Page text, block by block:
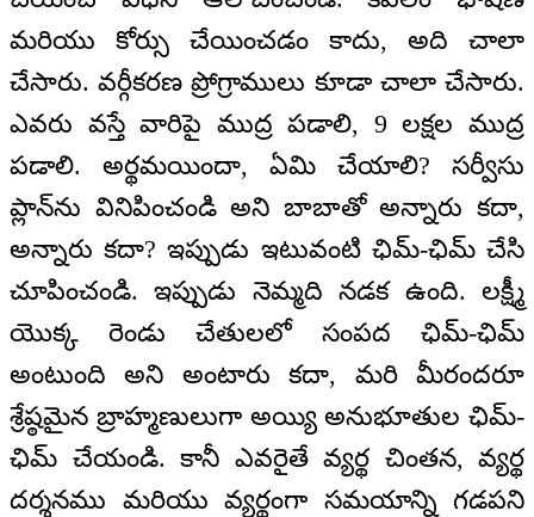
మరియు కోర్సు చేయించడం కాదు, అది చాలా
చేసారు. వర్గీకరణ ప్రోగ్రాములు కూడా చాలా చేసారు.
ఎవరు వస్తే వారిపై ముద్ర పడాలి, 9 లక్షల ముద్ర
పడాలి. అర్థమయిందా, ఏమి చేయాలి? సర్వీసు
ప్లాన్‌ను వినిపించండి అని బాబాతో అన్నారు కదా,
అన్నారు కదా? ఇప్పుడు ఇటువంటి ఛిమ్-ఛిమ్ చేసి
చూపించండి. ఇప్పుడు నెమ్మది నడక ఉంది. లక్ష్మీ
యొక్క రెండు చేతులలో సంపద ఛిమ్-ఛిమ్
అంటుంది అని అంటారు కదా, మరి మీరందరూ
శ్రేష్ఠమైన బ్రాహ్మణులుగా అయ్యి అనుభూతుల ఛిమ్-
ఛిమ్ చేయండి. కానీ ఎవరైతే వ్యర్థ చింతన, వ్యర్థ
దర్శనము మరియు వ్యర్థంగా సమయాన్ని గడపని